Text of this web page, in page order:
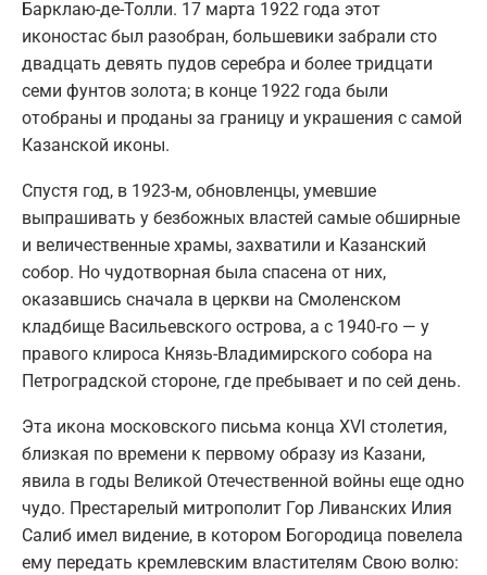
Барклаю-де-Толли. 17 марта 1922 года этот
иконостас был разобран, большевики забрали сто
двадцать девять пудов серебра и более тридцати
семи фунтов золота; в конце 1922 года были
отобраны и проданы за границу и украшения с самой
Казанской иконы.
Спустя год, в 1923-м, обновленцы, умевшие
выпрашивать у безбожных властей самые обширные
и величественные храмы, захватили и Казанский
собор. Но чудотворная была спасена от них,
оказавшись сначала в церкви на Смоленском
кладбище Васильевского острова, а с 1940-го — у
правого клироса Князь-Владимирского собора на
Петроградской стороне, где пребывает и по сей день.
Эта икона московского письма конца XVI столетия,
близкая по времени к первому образу из Казани,
явила в годы Великой Отечественной войны еще одно
чудо. Престарелый митрополит Гор Ливанских Илия
Салиб имел видение, в котором Богородица повелела
ему передать кремлевским властителям Свою волю: